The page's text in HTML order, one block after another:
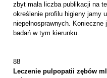
zbyt mała liczba publikacji na
określenie profilu higieny jamy
niepełnosprawnych.
badań w tym kierunku.
88
Leczenie pulpopatii zębów